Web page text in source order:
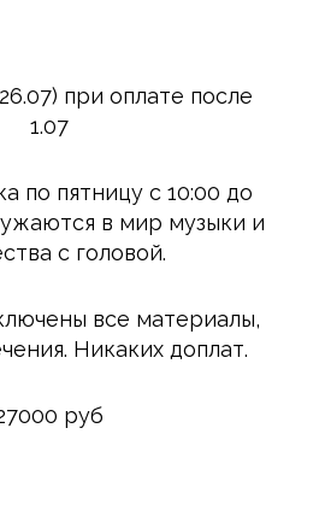
при оплате после
1.07
по пятницу с 10:00 до
в мир музыки и
с головой.
все материалы,
Никаких доплат.
руб